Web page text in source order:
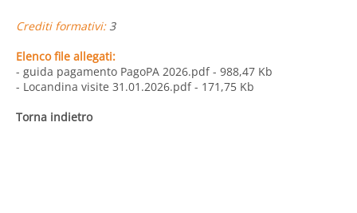
Crediti formativi:3
Elenco file allegati:
- guida pagamento PagoPA 2026.pdf- 988,47 Kb
- Locandina visite 31.01.2026.pdf- 171,75 Kb
Torna indietro